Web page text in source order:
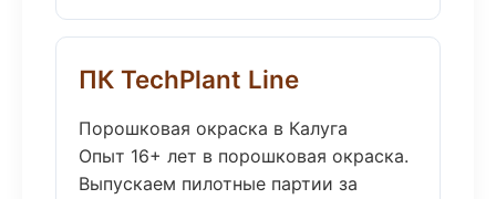
ПК TechPlant Line
Порошковая окраска в Калуга
Опыт 16+ лет в порошковая окраска.
Выпускаем пилотные партии за